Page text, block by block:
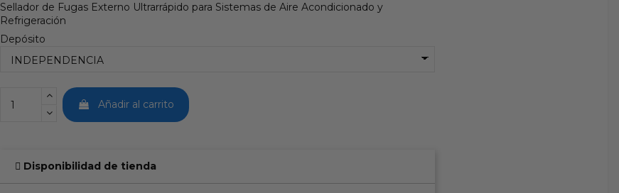
Sellador de Fugas Externo Ultrarrápido para Sistemas de Aire Acondicionado y
Refrigeración
Depósito
Añadir al carrito
Disponibilidad de tienda